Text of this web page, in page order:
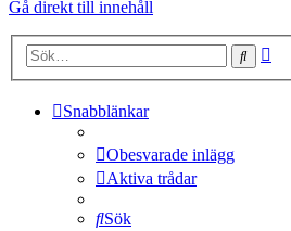
Gå direkt till innehåll
Sök
Snabblänkar
Obesvarade inlägg
Aktiva trådar
Sök